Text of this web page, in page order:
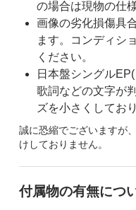
の場合は現物の仕
画像の劣化損傷具
ます。コンディシ
ください。
日本盤シングル
歌詞などの文字が
ズを小さくしてお
誠に恐縮でございますが
けしておりません。
付属物の有無につ